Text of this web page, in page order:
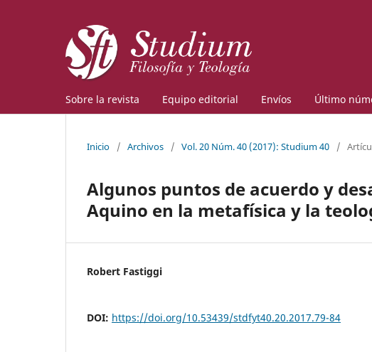
Sobre la revista Equipo editorial Envíos Último
Inicio / Archivos / Vol. 20 Núm. 40 (2017): Studium 40 /
Algunos puntos de acuerdo y
Aquino en la metafísica y la
Robert Fastiggi
DOI: https://doi.org/10.53439/stdfyt40.20.2017.79-84